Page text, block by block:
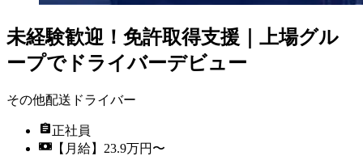
未経験歓迎！免許取得支援｜上場グル
ープでドライバーデビュー
その他配送ドライバー
正社員
【月給】23.9万円〜